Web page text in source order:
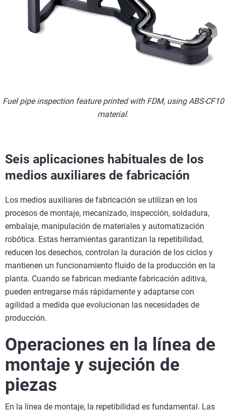
Fuel pipe inspection feature printed with FDM, using ABS-CF10
material.
Seis aplicaciones habituales de los
medios auxiliares de fabricación
Los medios auxiliares de fabricación se utilizan en los
procesos de montaje, mecanizado, inspección, soldadura,
embalaje, manipulación de materiales y automatización
robótica. Estas herramientas garantizan la repetibilidad,
reducen los desechos, controlan la duración de los ciclos y
mantienen un funcionamiento fluido de la producción en la
planta. Cuando se fabrican mediante fabricación aditiva,
pueden entregarse más rápidamente y adaptarse con
agilidad a medida que evolucionan las necesidades de
producción.
Operaciones en la línea de
montaje y sujeción de
piezas
En la línea de montaje, la repetibilidad es fundamental. Las